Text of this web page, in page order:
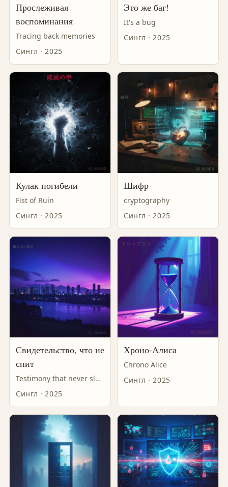
Прослеживая
воспоминания
Tracing back memories
Сингл · 2025
Это же баг!
It's a bug
Сингл · 2025
Кулак погибели
Fist of Ruin
Сингл · 2025
Шифр
cryptography
Сингл · 2025
Свидетельство, что не
спит
Testimony that never sleeps
Сингл · 2025
Хроно-Алиса
Chrono Alice
Сингл · 2025